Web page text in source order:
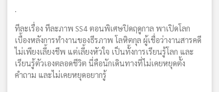
แผนที่
วิทยุ
เครือ
ข่าย
.
ทีละเรื่อง ทีละภาพ SS4 ตอนพิเศษปิดฤดูกาล พาเปิดโลก
เบื้องหลังการทำงานของธีรภาพ โลหิตกุล ผู้เชื่อว่างานสารคดี
ไม่เพียงเลี้ยงชีพ แต่เลี้ยงหัวใจ เป็นทั้งการเรียนรู้โลก และ
เรียนรู้ตัวเองตลอดชีวิต นี่คือนักเดินทางที่ไม่เคยหยุดตั้ง
คำถาม และไม่เคยหยุดอยากรู้